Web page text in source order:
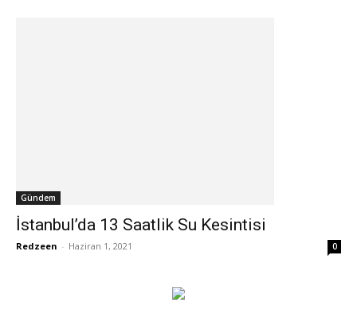
Gündem
İstanbul’da 13 Saatlik Su Kesintisi
Redzeen - Haziran 1, 2021 0